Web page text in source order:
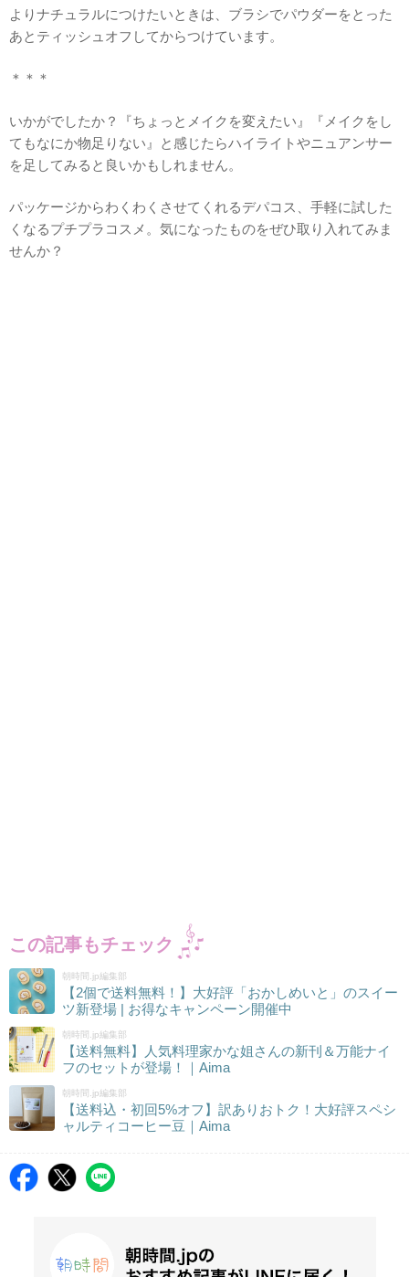
よりナチュラルにつけたいときは、ブラシでパウダーをとった
あとティッシュオフしてからつけています。
＊＊＊
いかがでしたか？『ちょっとメイクを変えたい』『メイクをし
てもなにか物足りない』と感じたらハイライトやニュアンサー
を足してみると良いかもしれません。
パッケージからわくわくさせてくれるデパコス、手軽に試した
くなるプチプラコスメ。気になったものをぜひ取り入れてみま
せんか？
この記事もチェック
朝時間.jp編集部
【2個で送料無料！】大好評「おかしめいと」のスイー
ツ新登場 | お得なキャンペーン開催中
朝時間.jp編集部
【送料無料】人気料理家かな姐さんの新刊＆万能ナイ
フのセットが登場！｜Aima
朝時間.jp編集部
【送料込・初回5%オフ】訳ありおトク！大好評スペシ
ャルティコーヒー豆｜Aima